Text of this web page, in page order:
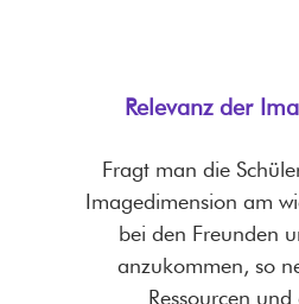
Relevanz der
Fragt man die
Imagedimension am
bei den Freunden
anzukommen, so
Ressourcen